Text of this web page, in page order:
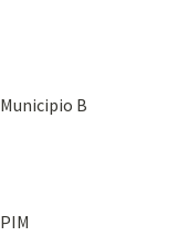
Municipio B
PIM